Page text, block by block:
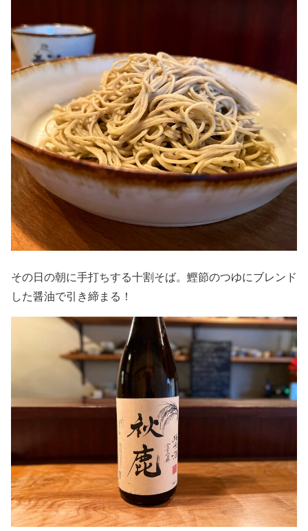
その日の朝に手打ちする十割そば。鰹節のつゆにブレンド
した醤油で引き締まる！